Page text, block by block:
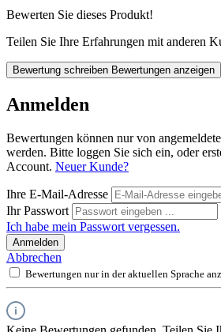
Bewerten Sie dieses Produkt!
Teilen Sie Ihre Erfahrungen mit anderen
Bewertung schreiben Bewertungen anzeigen
Anmelden
Bewertungen können nur von
werden. Bitte loggen Sie sich ein, oder
Account. Neuer Kunde?
Ihre E-Mail-Adresse
Ihr Passwort
Ich habe mein Passwort vergessen.
Anmelden
Abbrechen
Bewertungen nur in der aktuellen Sprache